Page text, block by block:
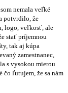
nemala veľké
potvrdilo, že
logo, veľkosť, ale
stať príjemnou
tak aj kúpa
zamestnanec,
s vysokou mierou
čo ľutujem, že sa nám